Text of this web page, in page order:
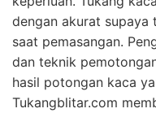
dengan akurat supaya
saat pemasangan.
dan teknik
hasil potongan kaca
Tukangblitar.com